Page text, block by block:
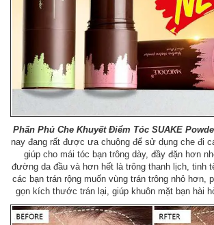
Phấn Phủ Che Khuyết Điểm Tóc SUAKE
nay đang rất được ưa chuộng để sử dụng che đi
giúp cho mái tóc bạn trông dày, đầy đặn hơn
đường da đầu và hơn hết là trông thanh lịch, tinh
các bạn trán rộng muốn vùng trán trông nhỏ hơn,
gọn kích thước trán lại, giúp khuôn mặt bạn hài